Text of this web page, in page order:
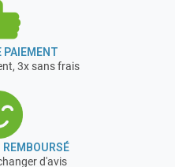
PAIEMENT
3x sans frais
d'avis